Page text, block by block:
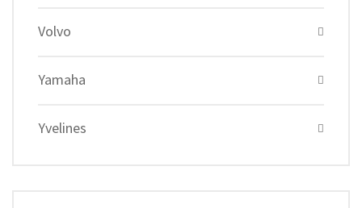
Volvo
Yamaha
Yvelines